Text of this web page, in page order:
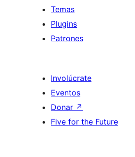
Temas
Plugins
Patrones
Involúcrate
Eventos
Donar ↗
Five for the Future